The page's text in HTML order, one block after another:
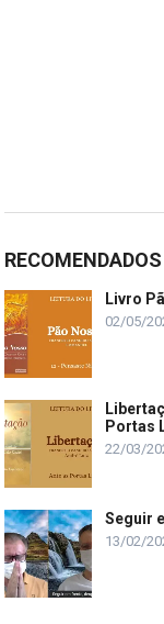
RECOMENDADOS
Livro
02/05/
Portas
22/03/
Seguir
13/02/